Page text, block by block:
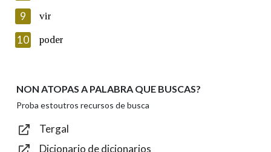
Texto de verificación
Enviar
9 vir
10 poder
NON ATOPAS A PALABRA QUE BUSCAS?
Proba estoutros recursos de busca
Tergal
Dicionario de dicionarios